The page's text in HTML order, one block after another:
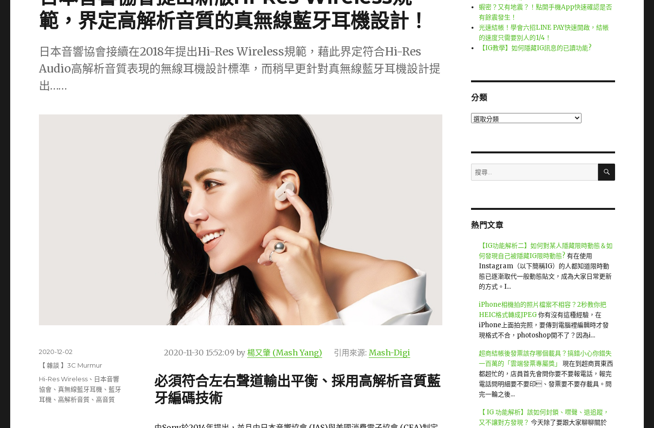
範，界定高解析音質的真無線藍牙耳機設計！
日本音響協會接續在2018年提出Hi-Res Wireless規範，藉此界定符合Hi-Res
Audio高解析音質表現的無線耳機設計標準，而稍早更針對真無線藍牙耳機設計提
出……
2020-11-30 15:52:09 by 楊又肇 (Mash Yang) 引用來源: Mash-Digi
必須符合左右聲道輸出平衡、採用高解析音質藍
牙編碼技術
發
佈
期:
2020-12-02
分
類
【 雜談 】3C Murmur
標
籤
Hi-Res Wireless 、 日本音響
協會 、真無線藍牙耳機 、藍牙
耳機 、高解析音質 、高音質
蝦密？又有地震？！點開手機App快速確認是否
有餘震發生！
光速結帳！學會六招LINE PAY快速開啟，結帳
的速度只需要別人的1/4！
【IG教學】如何隱藏IG訊息的已讀功能?
分類
分
搜
尋
字:
搜
熱門文章
【IG功能解析二】如何對某人隱藏限時動態＆如
何發現自己被隱藏IG限時動態? 有在使用
Instagram（以下簡稱IG）的人都知道限時動
態已逐漸取代一般動態貼文，成為大家日常更新
的方式。I...
iPhone相機拍的照片檔案不相容？2秒教你把
HEIC格式轉成JPEG你有沒有這種經驗，在
iPhone上面拍完照，要傳到電腦裡編輯時才發
現格式不合，photoshop開不了？因為i...
超商結帳後發票該存哪個載具？搞錯小心你錯失
一百萬的「雲端發票專屬獎」
現在到超商買東西
都超忙的，店員首先會問你要不要報電話，報完
電話問明細要不要印、發票要不要存載具。問
完一輪之後...
【 IG 功能解析】該如何封鎖、噤聲、退追蹤，
又不讓對方發現？ 今天除了要跟大家聊聊關於